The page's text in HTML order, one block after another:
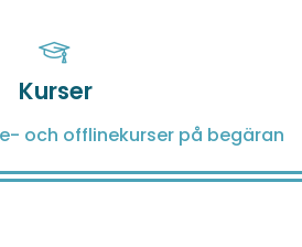
Kurser
och offlinekurser på begäran